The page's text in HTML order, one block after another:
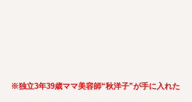
※独立3年39歳ママ美容師“秋洋子”が手に入れた